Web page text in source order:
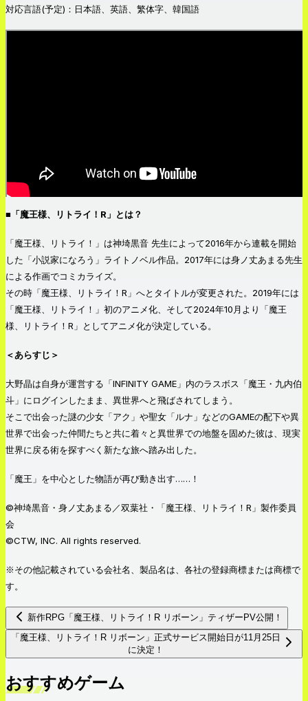
対応言語(予定)：日本語、英語、繁体字、韓国語
■「魔王様、リトライ！R」とは？
「魔王様、リトライ！」は神埼黒音 先生によって2016年から連載を開始
した「小説家になろう」ライトノベル作品。2017年には身ノ丈あまる先生
による作画でコミカライズ。
その時「魔王様、リトライ！R」へとタイトルが変更された。2019年には
「魔王様、リトライ！」初のアニメ化、そして2024年10月より「魔王
様、リトライ！R」としてアニメ化が決定している。
＜あらすじ＞
大野晶は自身が運営する「INFINITY GAME」内のラスボス「魔王・九内伯
斗」にログインしたまま、異世界へと飛ばされてしまう。
そこで出会った謎の少女「アク」や聖女「ルナ」などのGAMEの配下や異
世界で出会った仲間たちと共に着々と異世界での地盤を固めた彼は、現実
世界に戻る術を探すべく新たな旅へ踏み出した。
「魔王」を中心とした物語が再び動き出す……！
©︎神埼黒音・身ノ丈あまる／双葉社・「魔王様、リトライ！R」製作委員
会
©CTW, INC. All rights reserved.
※その他記載されている会社名、製品名は、各社の登録商標または商標で
す。
新作RPG「魔王様、リトライ！R リボーン」ティザーPV公開！
「魔王様、リトライ！R リボーン」正式サービス開始日が11月25日
に決定！
おすすめゲーム